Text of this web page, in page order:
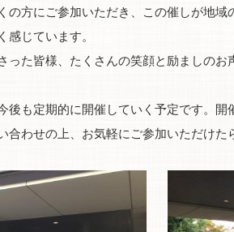
の方にご参加いただき、この催しが地
感じています。
った皆様、たくさんの笑顔と励ましのお
後も定期的に開催していく予定です。
合わせの上、お気軽にご参加いただけた